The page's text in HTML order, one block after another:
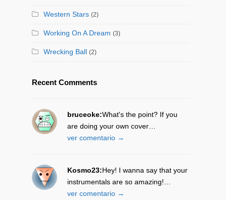
Western Stars (2)
Working On A Dream (3)
Wrecking Ball (2)
Recent Comments
bruceoke:What's the point? If you
are doing your own cover…
ver comentario →
Kosmo23:Hey! I wanna say that your
instrumentals are so amazing!…
ver comentario →